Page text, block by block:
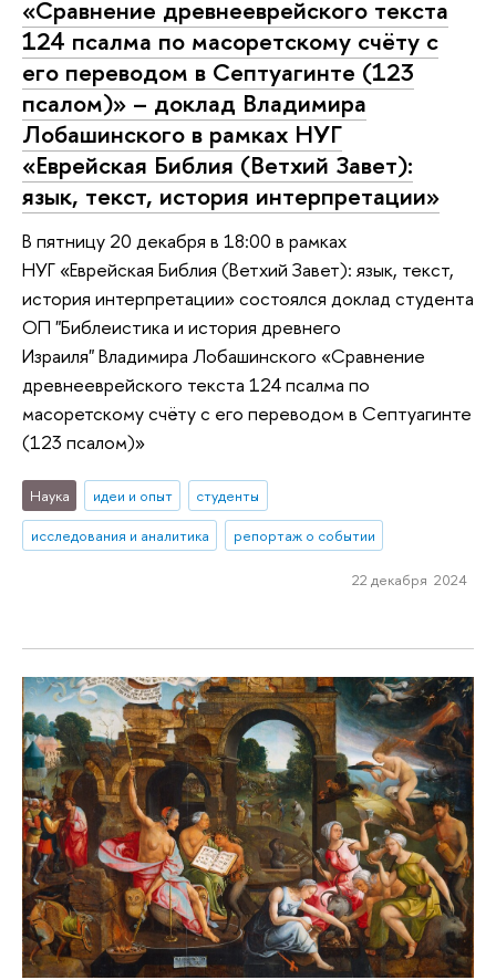
«Сравнение древнееврейского текста
124 псалма по масоретскому счёту с
его переводом в Септуагинте (123
псалом)» – доклад Владимира
Лобашинского в рамках НУГ
«Еврейская Библия (Ветхий Завет):
язык, текст, история интерпретации»
В пятницу 20 декабря в 18:00 в рамках
НУГ «Еврейская Библия (Ветхий Завет): язык, текст,
история интерпретации» состоялся доклад студента
ОП "Библеистика и история древнего
Израиля" Владимира Лобашинского «Сравнение
древнееврейского текста 124 псалма по
масоретскому счёту с его переводом в Септуагинте
(123 псалом)»
Наука идеи и опыт
студенты
исследования и аналитика
репортаж о событии
22 декабря 2024